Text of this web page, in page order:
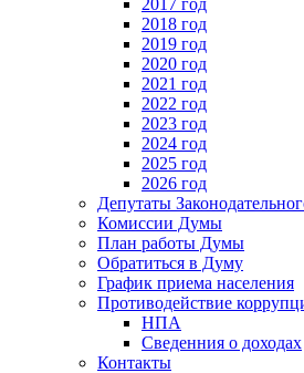
2017 год
2018 год
2019 год
2020 год
2021 год
2022 год
2023 год
2024 год
2025 год
2026 год
Депутаты
Комиссии Думы
План работы Думы
Обратиться в Думу
График приема населения
Противодействие
НПА
Сведенния о доходах
Контакты